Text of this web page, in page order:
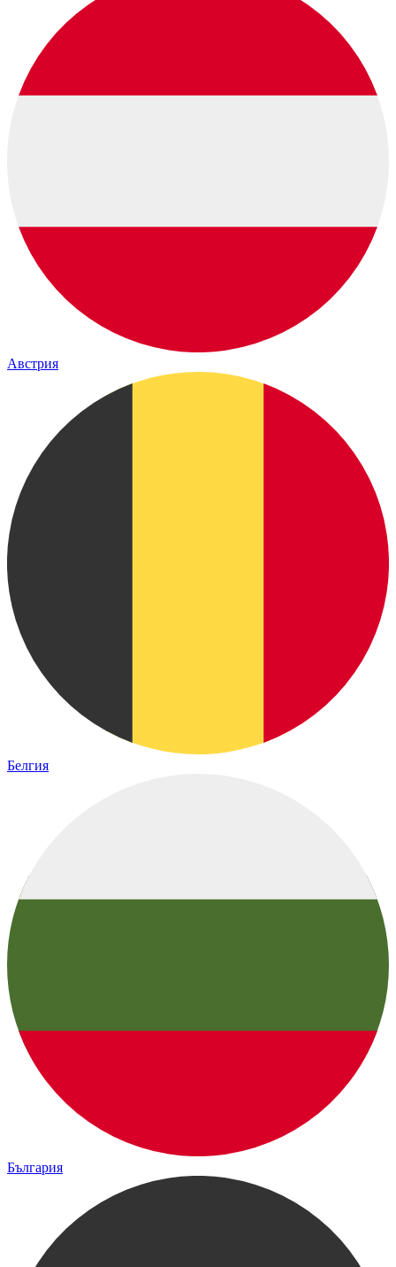
Австрия
Белгия
България